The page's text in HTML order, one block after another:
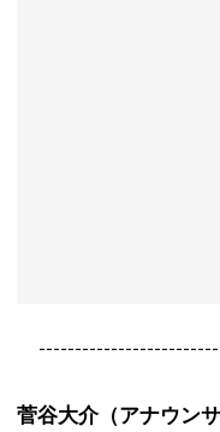
菅谷大介（アナウン